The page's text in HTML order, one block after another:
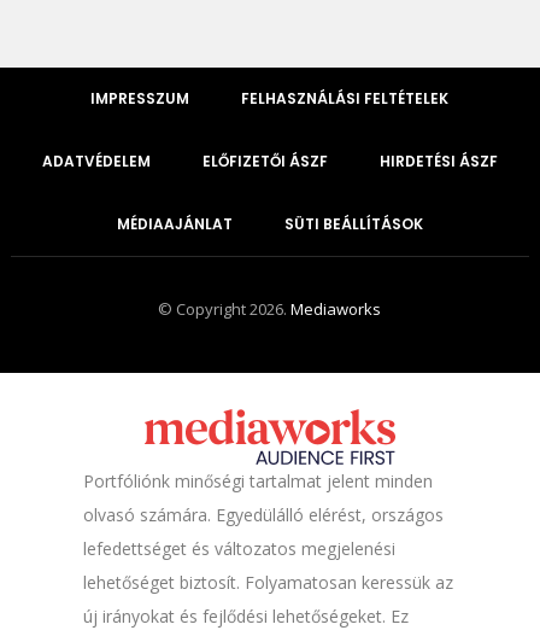
IMPRESSZUM FELHASZNÁLÁSI FELTÉTELEK
ADATVÉDELEM ELŐFIZETŐI ÁSZF HIRDETÉSI ÁSZF
MÉDIAAJÁNLAT SÜTI BEÁLLÍTÁSOK
© Copyright 2026.Mediaworks
Portfóliónk minőségi tartalmat jelent minden
olvasó számára. Egyedülálló elérést, országos
lefedettséget és változatos megjelenési
lehetőséget biztosít. Folyamatosan keressük az
új irányokat és fejlődési lehetőségeket. Ez